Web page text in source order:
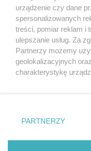
Nie zapomnij
zapoznać się z:
polityką
Twojemiasto
Piekary Śląskie
Chorzów
Tarnowskie Góry
Gliwice
urządzenie czy dane
spersonalizowanych
treści, pomiar reklam i
ulepszanie usług. Za
Partnerzy możemy
geolokalizacyjnych
charakterystykę
zmienić/wycofać
znajdujący się w
rodzaje przetwarzania
użytkownika, ale
PARTNERZY